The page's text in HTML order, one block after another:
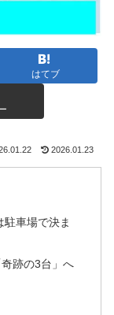
はてブ
2026.01.23
車場で決ま
跡の3台」へ